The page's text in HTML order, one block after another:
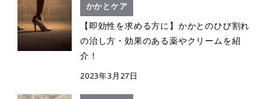
かかとケア
【即効性を求める方に】かかとのひび割れ
の治し方・効果のある薬やクリームを紹
介！
2023年3月27日